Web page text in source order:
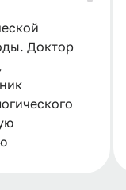
Доктор